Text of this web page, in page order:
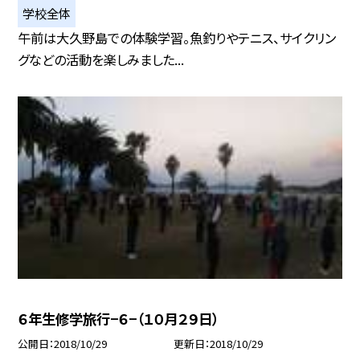
学校全体
午前は大久野島での体験学習。魚釣りやテニス、サイクリン
グなどの活動を楽しみました...
６年生修学旅行−６−（１０月２９日）
公開日 2018/10/29 更新日 2018/10/29